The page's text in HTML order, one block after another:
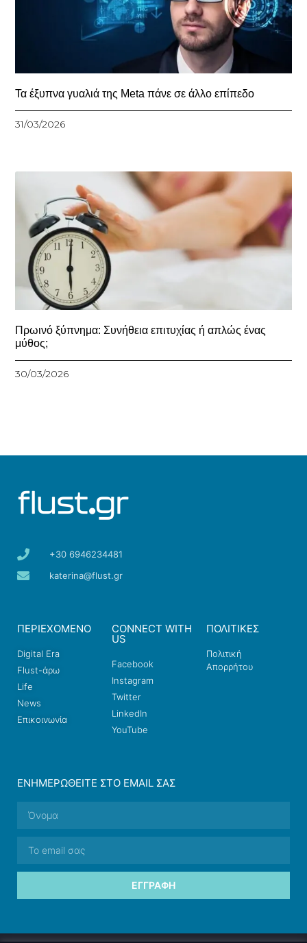
Τα έξυπνα γυαλιά της Meta πάνε σε άλλο επίπεδο
31/03/2026
Πρωινό ξύπνημα: Συνήθεια επιτυχίας ή απλώς ένας
μύθος;
30/03/2026
+30 6946234481
katerina@flust.gr
ΠΕΡΙΕΧΟΜΕΝΟ
Digital Era
Flust-άρω
Life
News
Επικοινωνία
CONNECT WITH
US
Facebook
Instagram
Twitter
LinkedIn
YouTube
ΠΟΛΙΤΙΚΕΣ
Πολιτική
Απορρήτου
ΕΝΗΜΕΡΩΘΕΊΤΕ ΣΤΟ EMAIL ΣΑΣ
ΕΓΓΡΑΦΉ